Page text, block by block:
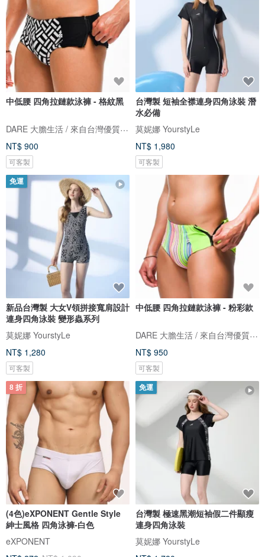
中低腰 四角拉鏈款泳褲 - 格紋黑
DARE 大膽生活 / 來自台灣優質男性內著
NT$ 900
可客製
台灣製 短袖全襟連身四角泳裝 潛
水必備
莫妮娜 YourstyLe
NT$ 1,980
可客製
免運
新品台灣製 大女V領拼接寬肩設計
連身四角泳裝 變形蟲系列
莫妮娜 YourstyLe
NT$ 1,280
可客製
中低腰 四角拉鏈款泳褲 - 粉彩款
DARE 大膽生活 / 來自台灣優質男性內著
NT$ 950
可客製
8 折
(4色)eXPONENT Gentle Style
紳士風格 四角泳褲-白色
eXPONENT
免運
台灣製 極速黑潮短袖假二件顯瘦
連身四角泳裝
莫妮娜 YourstyLe